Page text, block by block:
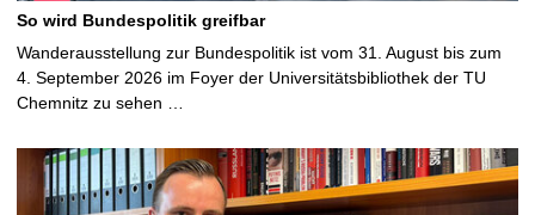
So wird Bundespolitik greifbar
Wanderausstellung zur Bundespolitik ist vom 31. August bis zum
4. September 2026 im Foyer der Universitätsbibliothek der TU
Chemnitz zu sehen …